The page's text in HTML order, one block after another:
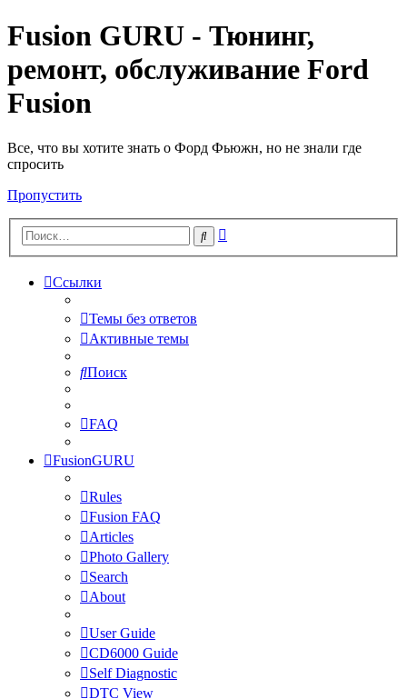
Fusion GURU - Тюнинг,
ремонт, обслуживание Ford
Fusion
Все, что вы хотите знать о Форд Фьюжн, но не знали где
спросить
Пропустить
Поиск
Ссылки
Темы без ответов
Активные темы
Поиск
FAQ
FusionGURU
Rules
Fusion FAQ
Articles
Photo Gallery
Search
About
User Guide
CD6000 Guide
Self Diagnostic
DTC View